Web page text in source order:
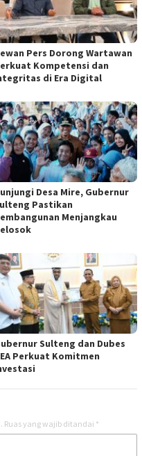
Pers Dorong Wartawan
Kompetensi dan
di Era Digital
Desa Mire, Gubernur
Pastikan
Menjangkau
Sulteng dan Dubes
Perkuat Komitmen
Ruas yang wajib ditandai *